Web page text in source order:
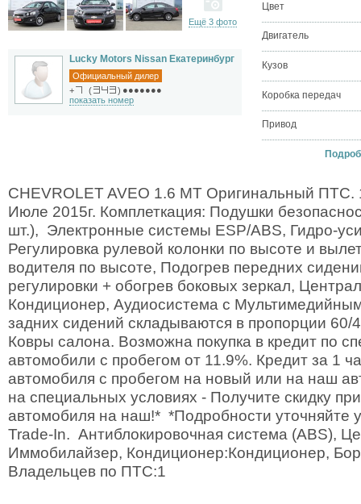
Ещё 3 фото
Lucky Motors Nissan Екатеринбург
Официальный дилер
+
( ) ●●●●●●●
показать номер
Цвет
Двигатель
Кузов
Коробка передач
Привод
CHEVROLET AVEO 1.6 МТ Оригинальный ПТС.
Июле 2015г. Комплеткация: Подушки
шт.), Электронные системы ESP/ABS, Гидро-
Регулировка рулевой колонки по высоте и
водителя по высоте, Подогрев передних
регулировки + обогрев боковых зеркал,
Кондиционер, Аудиосистема c
задних сидений складываются в пропорции 60/
Ковры салона. Возможна покупка в кредит по
автомобили с пробегом от 11.9%. Кредит за 1
автомобиля с пробегом на новый или на наш
на специальных условиях - Получите скидку
автомобиля на наш!* *Подробности уточняйте
Trade-In. Антиблокировочная система (ABS),
Иммобилайзер, Кондиционер:Кондиционер,
Владельцев по ПТС:1